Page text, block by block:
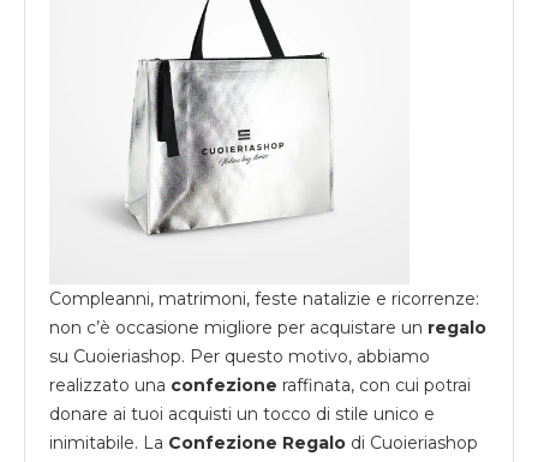
Compleanni, matrimoni, feste natalizie e ricorrenze:
non c’è occasione migliore per acquistare un regalo
su Cuoieriashop. Per questo motivo, abbiamo
realizzato una confezione raffinata, con cui potrai
donare ai tuoi acquisti un tocco di stile unico e
inimitabile. La Confezione Regalo di Cuoieriashop